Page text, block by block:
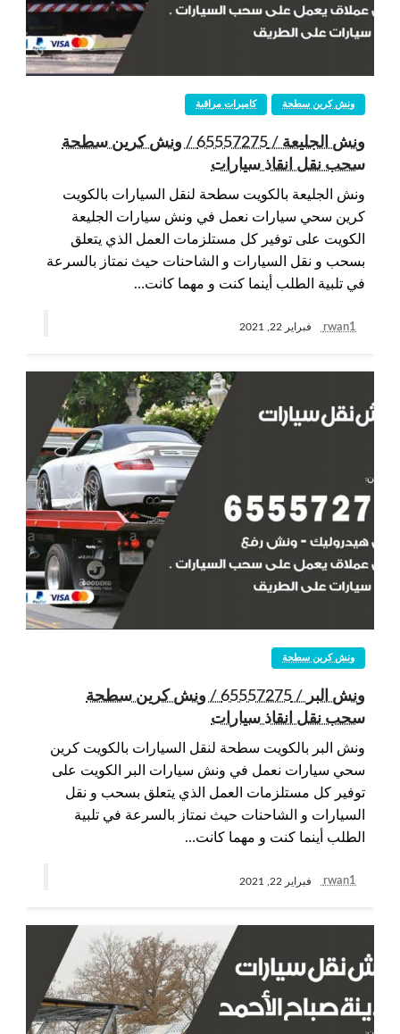
كاميرات مراقبة ونش كرين سطحة
ونش الجليعة / 65557275 / ونش كرين سطحة
سحب نقل انقاذ سيارات
ونش الجليعة بالكويت سطحة لنقل السيارات بالكويت
كرين سحي سيارات نعمل في ونش سيارات الجليعة
الكويت على توفير كل مستلزمات العمل الذي يتعلق
بسحب و نقل السيارات و الشاحنات حيث نمتاز بالسرعة
في تلبية الطلب أينما كنت و مهما كانت…
rwan1 فبراير 22, 2021
ونش كرين سطحة
ونش البر / 65557275 / ونش كرين سطحة
سحب نقل انقاذ سيارات
ونش البر بالكويت سطحة لنقل السيارات بالكويت كرين
سحي سيارات نعمل في ونش سيارات البر الكويت على
توفير كل مستلزمات العمل الذي يتعلق بسحب و نقل
السيارات و الشاحنات حيث نمتاز بالسرعة في تلبية
الطلب أينما كنت و مهما كانت…
rwan1 فبراير 22, 2021